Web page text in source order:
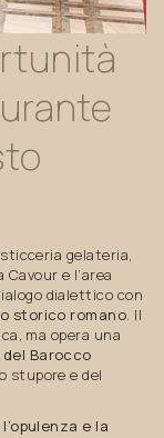
gelateria,
Cavour e l’area
dialettico con
storico romano . Il
ma opera una
Barocco
stupore e del
l’opulenza e la